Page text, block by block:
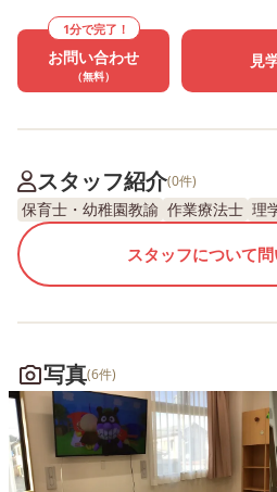
1分で完了！
お問い合わせ
（無料）
見
スタッフ紹介(0件)
保育士・幼稚園教諭 作業療法士 理
スタッフについて
写真(6件)